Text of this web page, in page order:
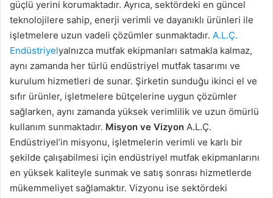
güçlü yerini korumaktadır. Ayrıca, sektördeki en güncel
teknolojilere sahip, enerji verimli ve dayanıklı ürünleri ile
işletmelere uzun vadeli çözümler sunmaktadır. A.L.Ç.
Endüstriyelyalnızca mutfak ekipmanları satmakla kalmaz,
aynı zamanda her türlü endüstriyel mutfak tasarımı ve
kurulum hizmetleri de sunar. Şirketin sunduğu ikinci el ve
sıfır ürünler, işletmelere bütçelerine uygun çözümler
sağlarken, aynı zamanda yüksek verimlilik ve uzun ömürlü
kullanım sunmaktadır. Misyon ve Vizyon A.L.Ç.
Endüstriyel’in misyonu, işletmelerin verimli ve karlı bir
şekilde çalışabilmesi için endüstriyel mutfak ekipmanlarını
en yüksek kaliteyle sunmak ve satış sonrası hizmetlerde
mükemmeliyet sağlamaktır. Vizyonu ise sektördeki